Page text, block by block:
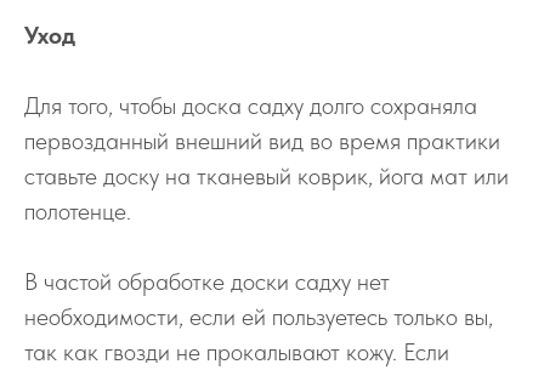
Уход
Для того, чтобы доска садху долго сохраняла
первозданный внешний вид во время практики
ставьте доску на тканевый коврик, йога мат или
полотенце.
В частой обработке доски садху нет
необходимости, если ей пользуетесь только вы,
так как гвозди не прокалывают кожу. Если